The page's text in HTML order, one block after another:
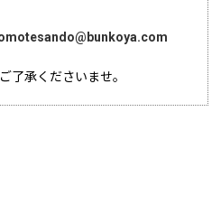
了承くださいませ。